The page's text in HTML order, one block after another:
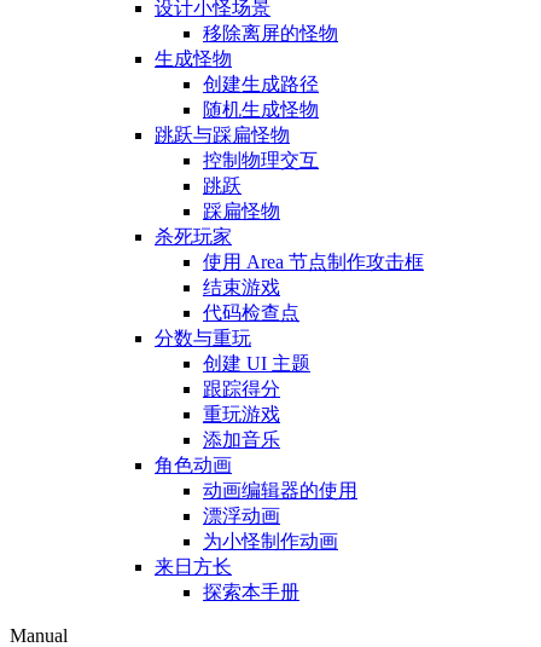
设计小怪场景
移除离屏的怪物
生成怪物
创建生成路径
随机生成怪物
跳跃与踩扁怪物
控制物理交互
跳跃
踩扁怪物
杀死玩家
使用 Area 节点制作攻击框
结束游戏
代码检查点
分数与重玩
创建 UI 主题
跟踪得分
重玩游戏
添加音乐
角色动画
动画编辑器的使用
漂浮动画
为小怪制作动画
来日方长
探索本手册
Manual